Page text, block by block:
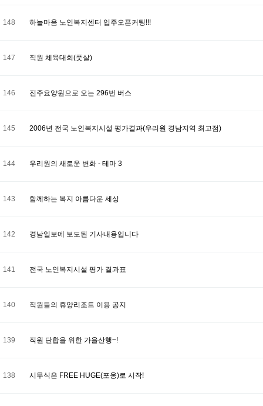
148 하늘마음 노인복지센터 입주오픈커팅!!!
147 직원 체육대회(풋살)
146 진주요양원으로 오는 296번 버스
145 2006년 전국 노인복지시설 평가결과(우리원 경남지역 최고점)
144 우리원의 새로운 변화 - 테마 3
143 함께하는 복지 아름다운 세상
142 경남일보에 보도된 기사내용입니다
141 전국 노인복지시설 평가 결과표
140 직원들의 휴양리조트 이용 공지
139 직원 단합을 위한 가을산행~!
138 시무식은 FREE HUGE(포옹)로 시작!